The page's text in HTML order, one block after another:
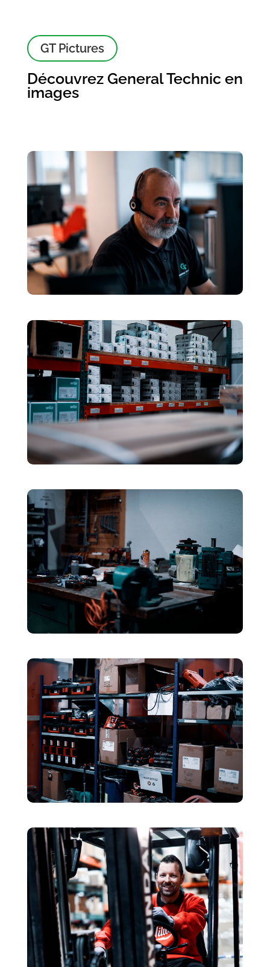
GT Pictures
Découvrez General Technic en
images